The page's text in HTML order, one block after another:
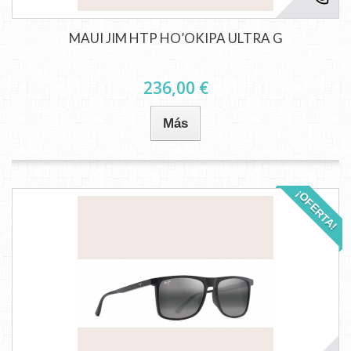
MAUI JIM HTP HO’OKIPA ULTRA G
236,00 €
Más
¡OFERTA!